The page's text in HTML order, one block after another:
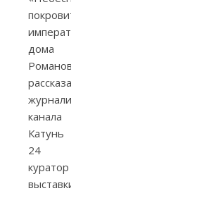
покровители
императорского
дома
Романовых»
рассказал
журналистам
канала
Катунь
24
куратор
выставки